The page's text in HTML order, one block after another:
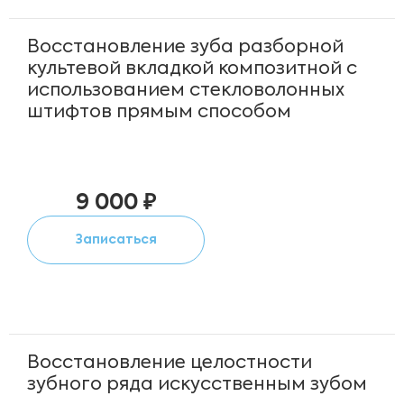
Восстановление зуба разборной
культевой вкладкой композитной с
использованием стекловолонных
штифтов прямым способом
9 000 ₽
Записаться
Восстановление целостности
зубного ряда искусственным зубом